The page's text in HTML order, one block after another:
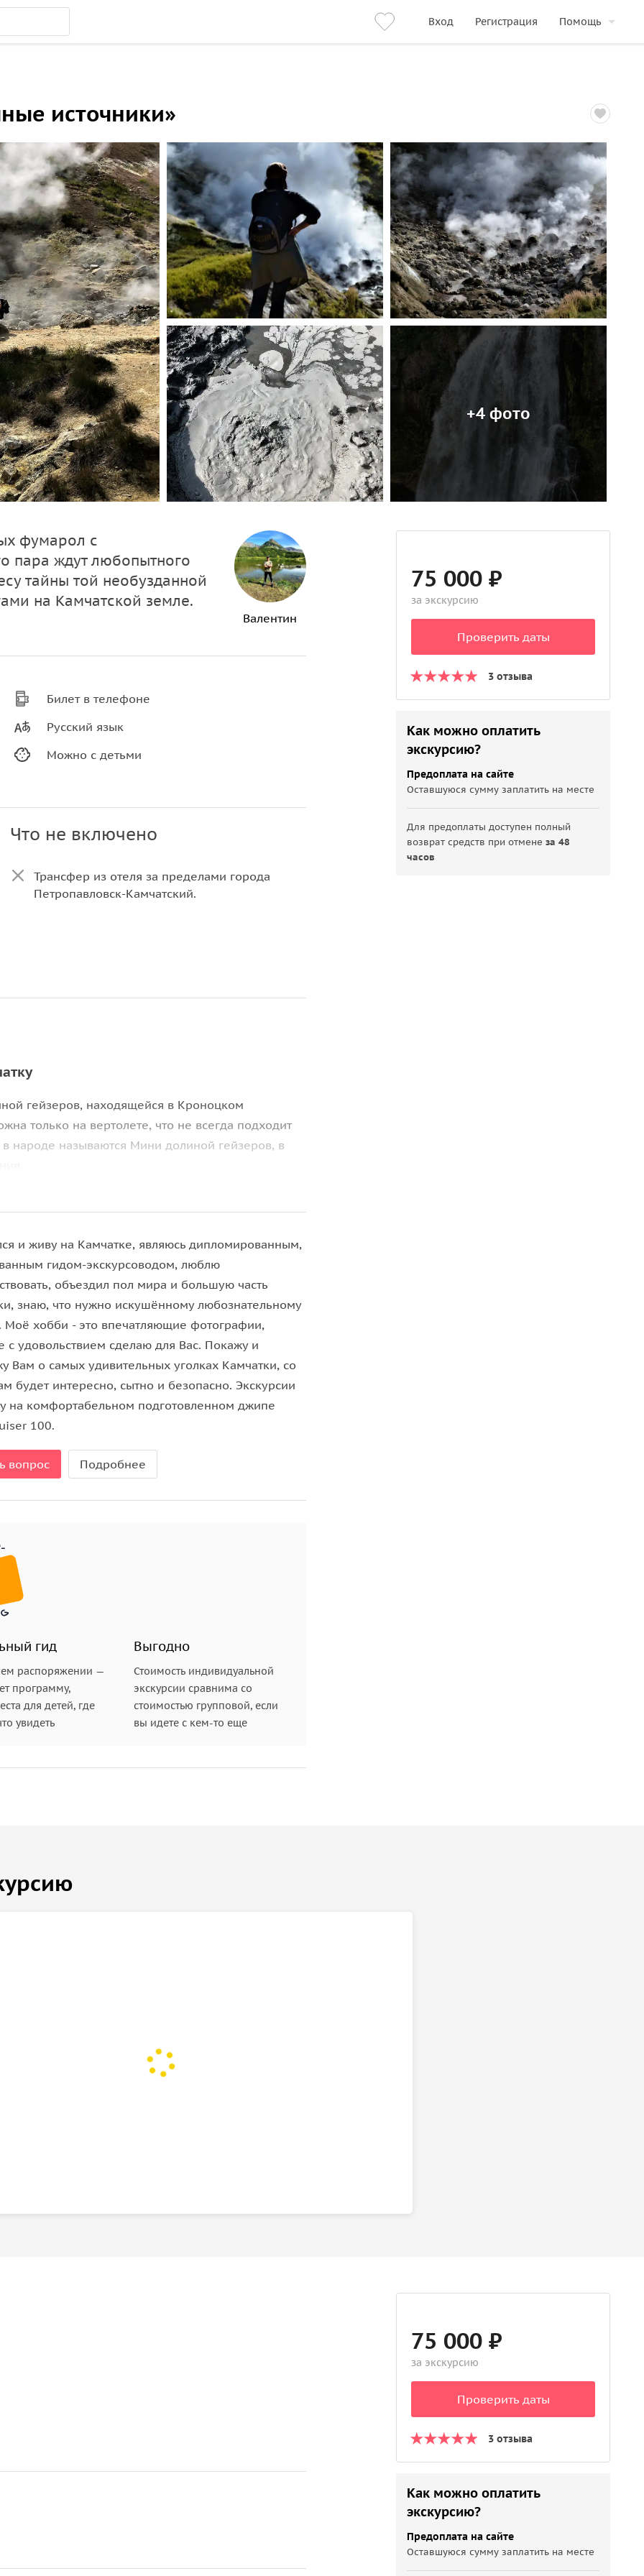
Вход Регистрация Помощь
источники»
+4 фото
фумарол с
пара ждут любопытного
тайны той необузданной
на Камчатской земле.
Валентин
Билет в телефоне
Русский язык
Можно с детьми
Что не включено
Трансфер из отеля за пределами города
Петропавловск-Камчатский.
гейзеров, находящейся в Кроноцком
только на вертолете, что не всегда подходит
народе называются Мини долиной гейзеров, в
площадки Вилючинского перевала на
а купание в диких верхне-паратунских
и живу на Камчатке, являюсь дипломированным,
гидом-экскурсоводом, люблю
объездил пол мира и большую часть
знаю, что нужно искушённому любознательному
Моё хобби - это впечатляющие фотографии,
с удовольствием сделаю для Вас. Покажу и
Вам о самых удивительных уголках Камчатки, со
будет интересно, сытно и безопасно. Экскурсии
на комфортабельном подготовленном джипе
100.
вопрос Подробнее
гид
распоряжении —
программу,
для детей, где
увидеть
Выгодно
Стоимость индивидуальной
экскурсии сравнима со
стоимостью групповой, если
вы идете с кем-то еще
75 000 ₽
за экскурсию
Проверить даты
3 отзыва
Как можно оплатить
экскурсию?
Предоплата на сайте
Оставшуюся сумму заплатить на месте
Для предоплаты доступен полный
возврат средств при отменеза 48
часов
75 000 ₽
за экскурсию
Проверить даты
3 отзыва
Как можно оплатить
экскурсию?
Предоплата на сайте
Оставшуюся сумму заплатить на месте